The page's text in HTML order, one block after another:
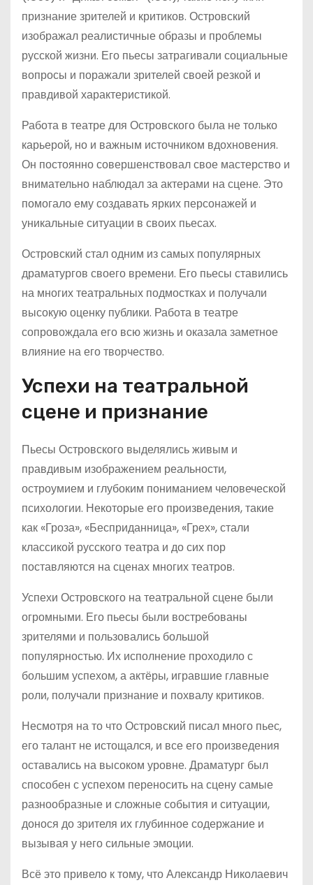
признание зрителей и критиков. Островский
изображал реалистичные образы и проблемы
русской жизни. Его пьесы затрагивали социальные
вопросы и поражали зрителей своей резкой и
правдивой характеристикой.
Работа в театре для Островского была не только
карьерой, но и важным источником вдохновения.
Он постоянно совершенствовал свое мастерство и
внимательно наблюдал за актерами на сцене. Это
помогало ему создавать ярких персонажей и
уникальные ситуации в своих пьесах.
Островский стал одним из самых популярных
драматургов своего времени. Его пьесы ставились
на многих театральных подмостках и получали
высокую оценку публики. Работа в театре
сопровождала его всю жизнь и оказала заметное
влияние на его творчество.
Успехи на театральной
сцене и признание
Пьесы Островского выделялись живым и
правдивым изображением реальности,
остроумием и глубоким пониманием человеческой
психологии. Некоторые его произведения, такие
как «Гроза», «Бесприданница», «Грех», стали
классикой русского театра и до сих пор
поставляются на сценах многих театров.
Успехи Островского на театральной сцене были
огромными. Его пьесы были востребованы
зрителями и пользовались большой
популярностью. Их исполнение проходило с
большим успехом, а актёры, игравшие главные
роли, получали признание и похвалу критиков.
Несмотря на то что Островский писал много пьес,
его талант не истощался, и все его произведения
оставались на высоком уровне. Драматург был
способен с успехом переносить на сцену самые
разнообразные и сложные события и ситуации,
донося до зрителя их глубинное содержание и
вызывая у него сильные эмоции.
Всё это привело к тому, что Александр Николаевич